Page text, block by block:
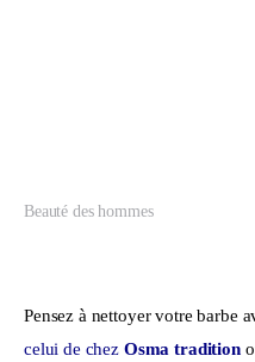
Beauté des hommes
Pensez à nettoyer votre barbe
celui de chez Osma tradition